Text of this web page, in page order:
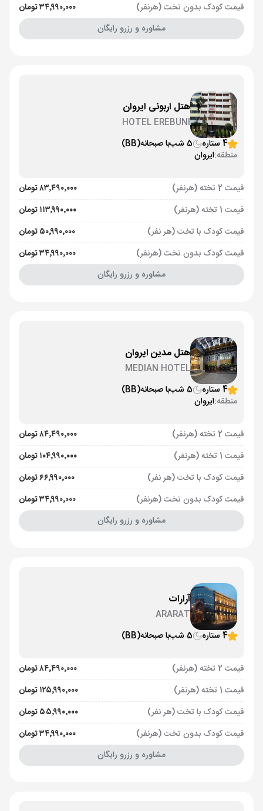
قیمت کودک بدون تخت (هرنفر)
۳۴٬۹۹۰٬۰۰۰ تومان
مشاوره و رزرو رایگان
هتل اربونی ایروان
HOTEL EREBUNI
4 ستاره
5 شب با صبحانه(BB)
منطقه:ایروان
قیمت 2 تخته (هرنفر)
۸۳٬۴۹۰٬۰۰۰ تومان
قیمت 1 تخته (هرنفر)
۱۱۳٬۹۹۰٬۰۰۰ تومان
قیمت کودک با تخت (هر نفر)
۵۰٬۹۹۰٬۰۰۰ تومان
قیمت کودک بدون تخت (هرنفر)
۳۴٬۹۹۰٬۰۰۰ تومان
مشاوره و رزرو رایگان
هتل مدین ایروان
MEDIAN HOTEL
4 ستاره
5 شب با صبحانه(BB)
منطقه:ایروان
قیمت 2 تخته (هرنفر)
۸۴٬۴۹۰٬۰۰۰ تومان
قیمت 1 تخته (هرنفر)
۱۰۴٬۹۹۰٬۰۰۰ تومان
قیمت کودک با تخت (هر نفر)
۶۶٬۹۹۰٬۰۰۰ تومان
قیمت کودک بدون تخت (هرنفر)
۳۴٬۹۹۰٬۰۰۰ تومان
مشاوره و رزرو رایگان
آرارات
ARARAT
4 ستاره
5 شب با صبحانه(BB)
قیمت 2 تخته (هرنفر)
۸۴٬۴۹۰٬۰۰۰ تومان
قیمت 1 تخته (هرنفر)
۱۲۵٬۹۹۰٬۰۰۰ تومان
قیمت کودک با تخت (هر نفر)
۵۵٬۹۹۰٬۰۰۰ تومان
قیمت کودک بدون تخت (هرنفر)
۳۴٬۹۹۰٬۰۰۰ تومان
مشاوره و رزرو رایگان